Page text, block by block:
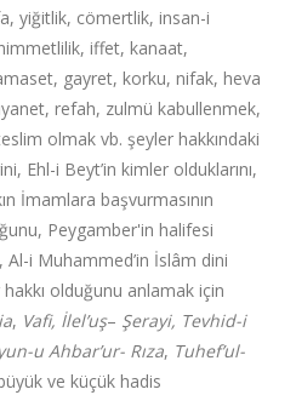
yiğitlik, cömertlik, insan-i
iffet, kanaat,
gayret, korku, nifak, heva
refah, zulmü kabullenmek,
olmak vb. şeyler hakkındaki
Ehl-i Beyt’in kimler olduklarını,
İmamlara başvurmasının
Peygamber'in halifesi
Al-i Muhammed’in İslâm dini
olduğunu anlamak için
, Vafi, İlel’uş– Şerayi, Tevhid-i
u Ahbar’ur- Rıza, Tuhef’ul-
ve küçük hadis